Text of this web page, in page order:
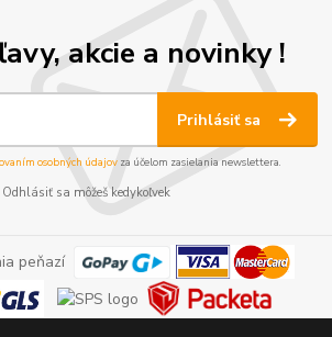
akcie a novinky !
Prihlásiť sa
osobných údajov za účelom zasielania newslettera.
Odhlásiť sa môžeš kedykoľvek